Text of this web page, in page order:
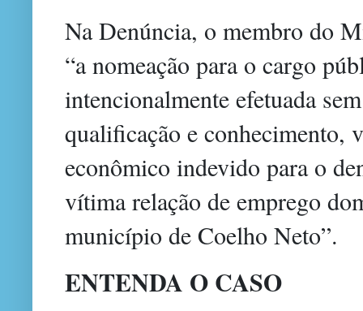
Na Denúncia, o membro do
“a nomeação para o cargo
intencionalmente efetuada
qualificação e conhecimento,
econômico indevido para o
vítima relação de emprego
município de Coelho Neto”.
ENTENDA O CASO